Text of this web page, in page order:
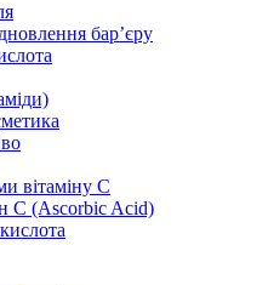
бар’єру
вітаміну С
С (Ascorbic Acid)